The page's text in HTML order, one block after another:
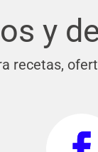
y
recetas,